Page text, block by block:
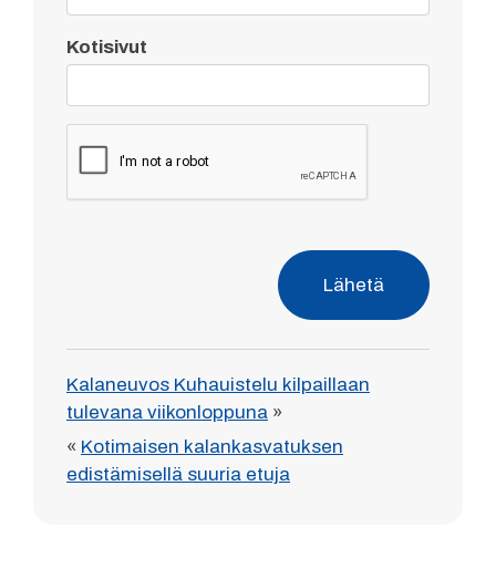
Kotisivut
Lähetä
Kalaneuvos Kuhauistelu kilpaillaan
tulevana viikonloppuna »
« Kotimaisen kalankasvatuksen
edistämisellä suuria etuja